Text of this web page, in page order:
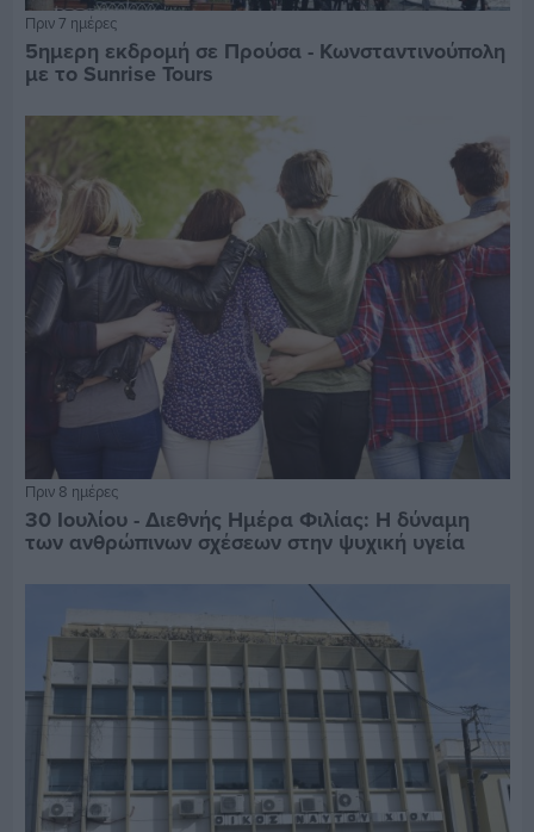
Πριν 7 ημέρες
5ημερη εκδρομή σε Προύσα - Κωνσταντινούπολη
με το Sunrise Tours
Πριν 8 ημέρες
30 Ιουλίου - Διεθνής Ημέρα Φιλίας: Η δύναμη
των ανθρώπινων σχέσεων στην ψυχική υγεία